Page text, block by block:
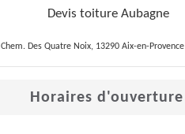
Devis toiture Aubagne
Chem. Des Quatre Noix, 13290 Aix-en-Provence
Horaires d'ouverture